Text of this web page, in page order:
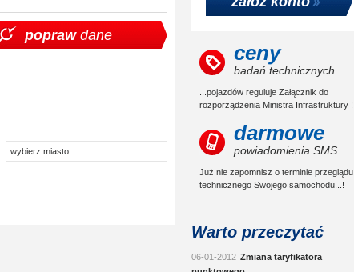
poprawdane
wybierz miasto
ceny
badań technicznych
...pojazdów reguluje Załącznik do
rozporządzenia Ministra Infrastruktury !
darmowe
powiadomienia SMS
Już nie zapomnisz o terminie przeglądu
technicznego Swojego samochodu...!
Warto przeczytać
06-01-2012 Zmiana taryfikatora